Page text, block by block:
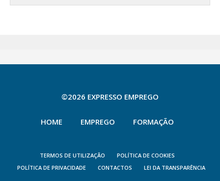
©2026 EXPRESSO EMPREGO
HOME EMPREGO FORMAÇÃO
TERMOS DE UTILIZAÇÃO
POLÍTICA DE COOKIES
POLÍTICA DE PRIVACIDADE
CONTACTOS LEI DA TRANSPARÊNCIA